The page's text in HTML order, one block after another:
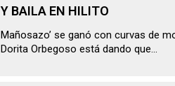
Y BAILA EN HILITO
Mañosazo’ se ganó con curvas de
Dorita Orbegoso está dando que...